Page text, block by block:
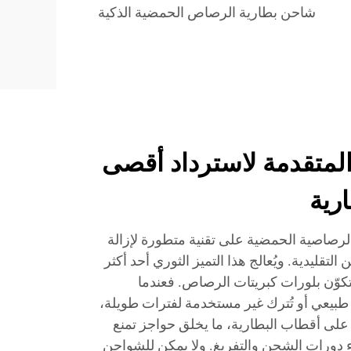
شاحن بطارية الرصاص الحمضية الذكية
لاسترداد أقصى
الحمضية على تقنية متطورة لإزالة
ويُعالج هذا التميز الثوري أحد أكثر
بلورات كبريتات الرصاص. فعندما
أو تُترك غير مستخدمة لفترات طويلة،
أقطاب البطارية، ما يخلق حواجز تمنع
دورات الشحن والتفريغ. ولا يمكن للشواحن